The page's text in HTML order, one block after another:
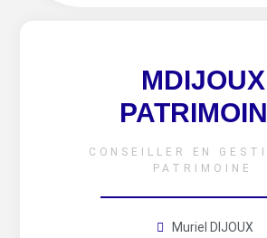
MDIJOUX
CONSEILLER EN
PATRIMOINE
Muriel DIJOUX